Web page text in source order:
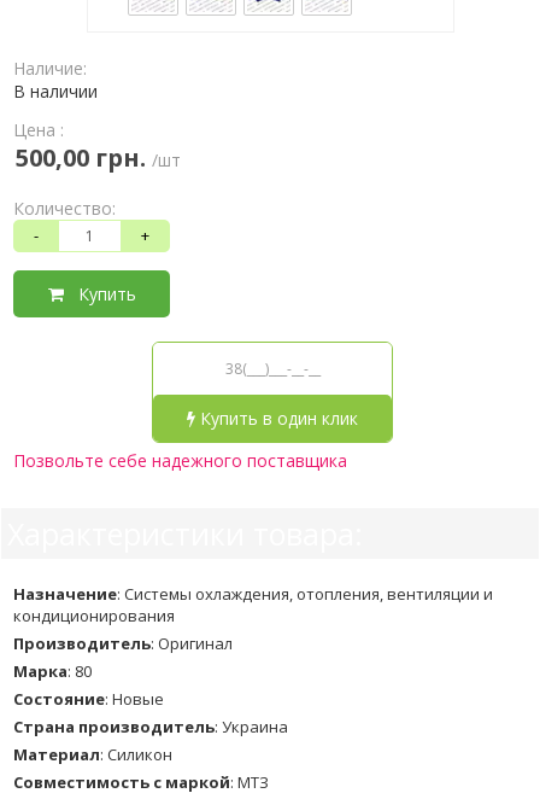
Наличие:
В наличии
Цена :
500,00 грн. /шт
Количество:
- +
Купить
Купить в один клик
Позвольте себе надежного поставщика
Назначение: Системы охлаждения, отопления, вентиляции и
кондиционирования
Производитель: Оригинал
Марка: 80
Состояние: Новые
Страна производитель: Украина
Материал: Силикон
Совместимость с маркой: МТЗ